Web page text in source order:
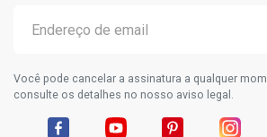
Você pode cancelar a assinatura a qualquer
consulte os detalhes no nosso aviso legal.